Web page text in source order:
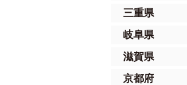
三重県
岐阜県
滋賀県
京都府